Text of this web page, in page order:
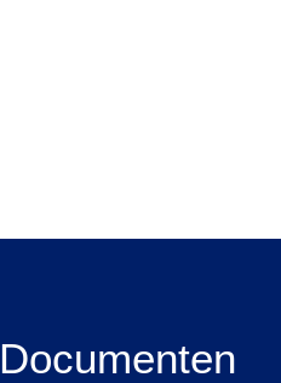
Documenten